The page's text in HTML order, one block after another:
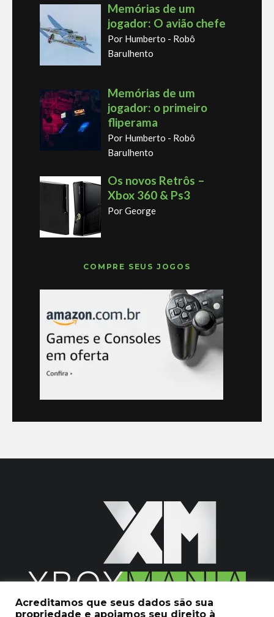
Memórias de um
jogador: O avião chefe
Por Humberto - Robô
Barulhento
Memórias de um
jogador: o primeiro
fliperama
Por Humberto - Robô
Barulhento
Os novos Retrôs –
Xbox 360 & Ps3
Por George
COMPRE SEUS JOGOS
2020 © Xboxmania. Todos os Direitos Reservados.
Acreditamos que seus dados são sua
propriedade e apoiamos seu direito à